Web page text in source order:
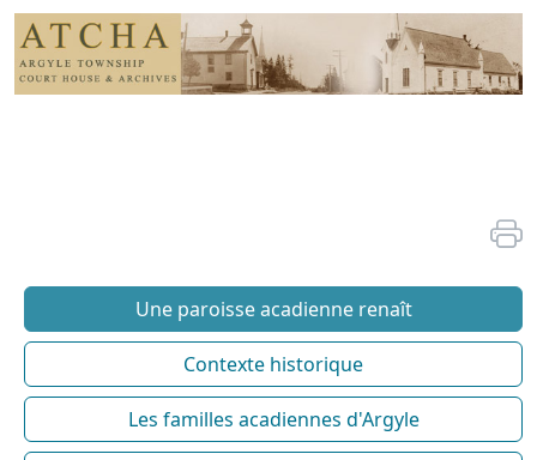
Une paroisse acadienne renaît
Contexte historique
Les familles acadiennes d'Argyle